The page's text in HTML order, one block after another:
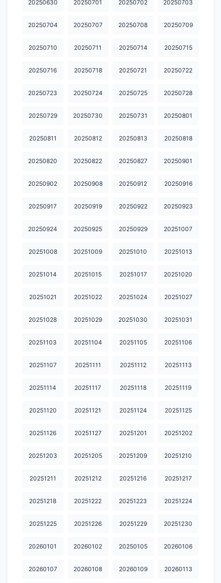
20260408 20260409 20260410 20260413 20260414
20260415 20260416 20260417 20260420 20260421
20260422 20260423 20260424 20260427 20260428
20260605 20260608 20260609 20260610 20260611
20260612 20260615 20260616 20260617 20260618
20260619 20260622 20260623 20260624 20260625
20260730 20260731 20260803 20260804 20260805
20260806
20250630 20250701 20250702 20250703
20250704 20250707 20250708 20250709
20250710 20250711 20250714 20250715
20250716 20250718 20250721 20250722
20250723 20250724 20250725 20250728
20250729 20250730 20250731 20250801
20250811 20250812 20250813 20250818
20250820 20250822 20250827 20250901
20250902 20250908 20250912 20250916
20250917 20250919 20250922 20250923
20250924 20250925 20250929 20251007
20251008 20251009 20251010 20251013
20251014 20251015 20251017 20251020
20251021 20251022 20251024 20251027
20251028 20251029 20251030 20251031
20251103 20251104 20251105 20251106
20251107 20251111 20251112 20251113
20251114 20251117 20251118 20251119
20251120 20251121 20251124 20251125
20251126 20251127 20251201 20251202
20251203 20251205 20251209 20251210
20251211 20251212 20251216 20251217
20251218 20251222 20251223 20251224
20251225 20251226 20251229 20251230
20260101 20260102 20250105 20260106
20260107 20260108 20260109 20260113